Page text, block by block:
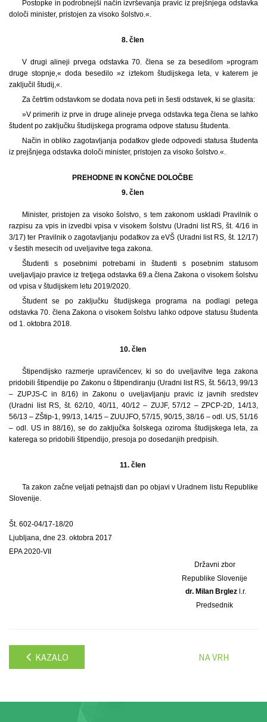
Postopke in podrobnejši način izvrševanja pravic iz prejšnjega odstavka
določi minister, pristojen za visoko šolstvo.«.
8. člen
V drugi alineji prvega odstavka 70. člena se za besedilom »program
druge stopnje,« doda besedilo »z iztekom študijskega leta, v katerem je
zaključil študij,«.
Za četrtim odstavkom se dodata nova peti in šesti odstavek, ki se glasita:
»V primerih iz prve in druge alineje prvega odstavka tega člena se lahko
študent po zaključku študijskega programa odpove statusu študenta.
Način in obliko zagotavljanja podatkov glede odpovedi statusa študenta
iz prejšnjega odstavka določi minister, pristojen za visoko šolstvo.«.
PREHODNE IN KONČNE DOLOČBE
9. člen
Minister, pristojen za visoko šolstvo, s tem zakonom uskladi Pravilnik o
razpisu za vpis in izvedbi vpisa v visokem šolstvu (Uradni list RS, št. 4/16 in
3/17) ter Pravilnik o zagotavljanju podatkov za eVŠ (Uradni list RS, št. 12/17)
v šestih mesecih od uveljavitve tega zakona.
Študenti s posebnimi potrebami in študenti s posebnim statusom
uveljavljajo pravice iz tretjega odstavka 69.a člena Zakona o visokem šolstvu
od vpisa v študijskem letu 2019/2020.
Študent se po zaključku študijskega programa na podlagi petega
odstavka 70. člena Zakona o visokem šolstvu lahko odpove statusu študenta
od 1. oktobra 2018.
10. člen
Štipendijsko razmerje upravičencev, ki so do uveljavitve tega zakona
pridobili štipendije po Zakonu o štipendiranju (Uradni list RS, št. 56/13, 99/13
– ZUPJS-C in 8/16) in Zakonu o uveljavljanju pravic iz javnih sredstev
(Uradni list RS, št. 62/10, 40/11, 40/12 – ZUJF, 57/12 – ZPCP-2D, 14/13,
56/13 – ZŠtip-1, 99/13, 14/15 – ZUUJFO, 57/15, 90/15, 38/16 – odl. US, 51/16
– odl. US in 88/16), se do zaključka šolskega oziroma študijskega leta, za
katerega so pridobili štipendijo, presoja po dosedanjih predpisih.
11. člen
Ta zakon začne veljati petnajsti dan po objavi v Uradnem listu Republike
Slovenije.
Št. 602-04/17-18/20
Ljubljana, dne 23. oktobra 2017
EPA 2020-VII
Državni zbor
Republike Slovenije
dr. Milan Brglezl.r.
Predsednik
KAZALO NA VRH